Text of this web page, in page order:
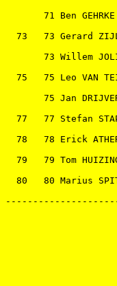
71 Ben
73   73 Gerard
73 Willem
75   75 Leo VAN
75 Jan
77   77 Stefan
78   78 Erick
79   79 Tom
80   80 Marius